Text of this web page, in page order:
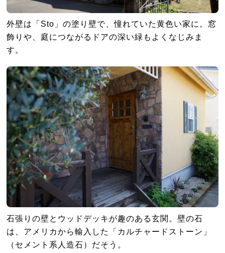
外壁は「Sto」の塗り壁で、憧れていた黄色い家に。窓
飾りや、庭につながるドアの深い緑もよくなじみま
す。
石張りの壁とウッドデッキが趣のある玄関。壁の石
は、アメリカから輸入した「カルチャードストーン」
（セメント系人造石）だそう。